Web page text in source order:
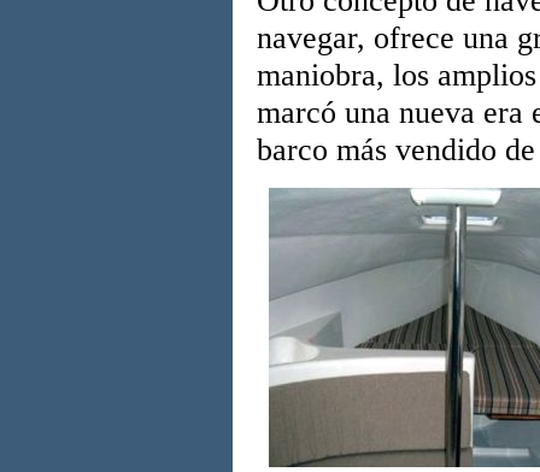
navegar, ofrece una
maniobra, los
marcó una nueva era
barco más vendido